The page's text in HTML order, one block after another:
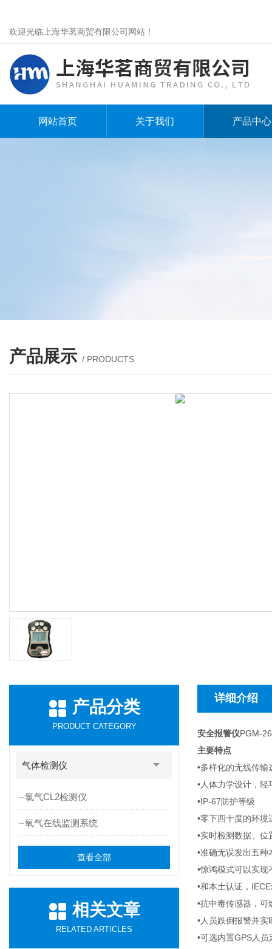
欢迎光临上海华茗商贸有限公司网站！
网站首页 关于我们 产品中心
产品展示 / PRODUCTS
产品分类
PRODUCT CATEGORY
气体检测仪
氯气CL2检测仪
氧气在线监测系统
查看全部
相关文章
RELATED ARTICLES
详细介绍
安全报警仪PGM-
主要特点
•多样化的无线传
•人体力学设计，轻
•IP-67防护等级
•零下四十度的环
•实时检测数据、
•准确无误发出五
•惊鸿模式可以实
•和本土认证，
•抗中毒传感器，
•人员跌倒报警并实
•可选内置GPS人员